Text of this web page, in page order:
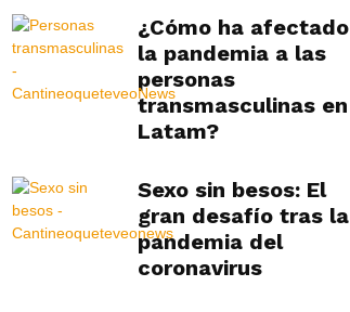
¿Cómo ha afectado
la pandemia a las
personas
transmasculinas en
Latam?
Sexo sin besos: El
gran desafío tras la
pandemia del
coronavirus